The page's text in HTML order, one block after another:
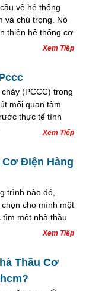
về hệ thống
và chú trọng. Nó
thiện hệ thống cơ
Xem Tiếp
(PCCC) trong
mối quan tâm
thực tế tình
Xem Tiếp
Điện Hàng
trình nào đó,
cho mình một
tìm một nhà thầu
Xem Tiếp
Thầu Cơ